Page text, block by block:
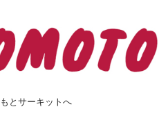
とサーキットへ